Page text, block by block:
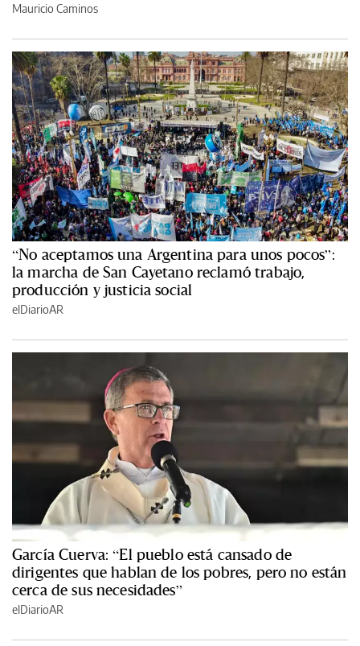
Mauricio Caminos
“No aceptamos una Argentina para unos pocos”:
la marcha de San Cayetano reclamó trabajo,
producción y justicia social
elDiarioAR
García Cuerva: “El pueblo está cansado de
dirigentes que hablan de los pobres, pero no están
cerca de sus necesidades”
elDiarioAR